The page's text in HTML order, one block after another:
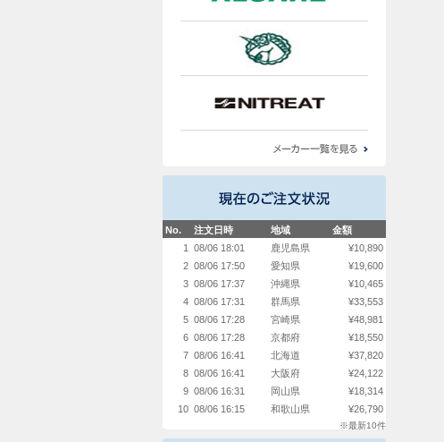
No. 注文日時 地域
金額
1
08/06 18:01 鹿児島県
¥10,890
2 08/06 17:50 愛知県
¥19,600
3 08/06 17:37 沖縄県
¥10,465
4 08/06 17:31 群馬県
¥33,553
5 08/06 17:28 宮崎県
¥48,981
6 08/06 17:28 京都府
¥18,550
7 08/06 16:41 北海道
¥37,820
8 08/06 16:41 大阪府
¥24,122
9 08/06 16:31 岡山県
¥18,314
10 08/06 16:15 和歌山県 ¥26,790
※最新10件